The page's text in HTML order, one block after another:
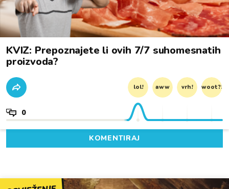
KVIZ: Prepoznajete li ovih 7/7 suhomesnatih
proizvoda?
lol! aww vrh! woot?!
0
KOMENTIRAJ